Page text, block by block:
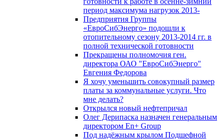
период максимума нагрузок 2013-
Предприятия Группы
«ЕвроСибЭнерго» подошли к
отопительному сезону 2013-2014 гг. в
полной технической готовности
Прекращены полномочия ген.
директора ОАО "ЕвроСибЭнерго"
Евгения Федорова
Я хочу уменьшить совокупный размер
платы за коммунальные услуги. Что
мне делать?
Открылся новый нефтепричал
Олег Дерипаска назначен генеральным
директором En+ Group
Под надёжным крылом Подшефной